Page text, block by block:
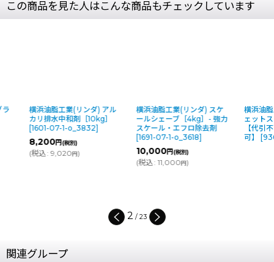
この商品を見た人はこんな商品もチェックしています
横浜油脂工業(リンダ) アル
カリ排水中和剤［10kg］
1601-07-1-o_3832 ]
8,200円(税別)
9,020円)
横浜油脂工業(リンダ) スケ
ールシェーブ［4kg］- 強力
スケール・エフロ除去剤
1691-07-1-o_3618
10,000円(税別)
: 11,000 円)
横浜油脂工業
ェットスイッ
【代引不可・
9366-
2 / 23
関連グループ